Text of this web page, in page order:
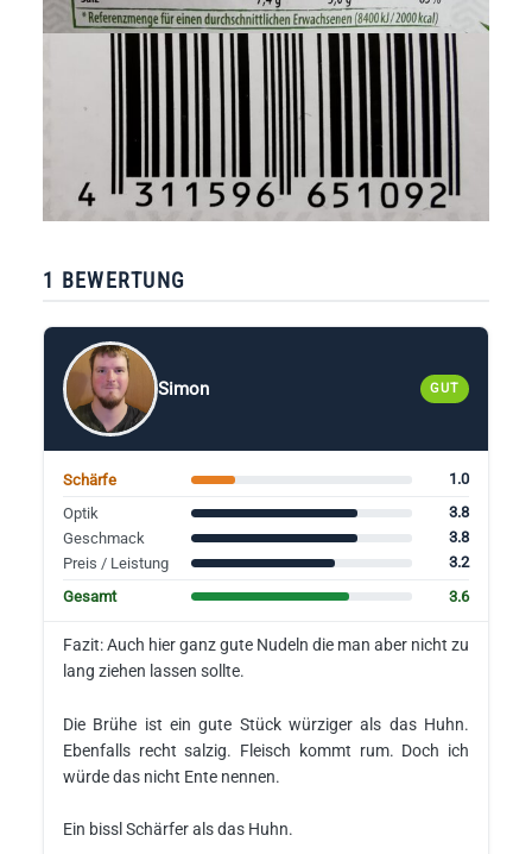
1 BEWERTUNG
Simon GUT
Schärfe
1.0
Optik
3.8
Geschmack
3.8
Preis / Leistung
3.2
Gesamt
3.6
Fazit: Auch hier ganz gute Nudeln die man aber nicht zu
lang ziehen lassen sollte.
Die Brühe ist ein gute Stück würziger als das Huhn.
Ebenfalls recht salzig. Fleisch kommt rum. Doch ich
würde das nicht Ente nennen.
Ein bissl Schärfer als das Huhn.